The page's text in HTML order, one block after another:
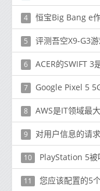
4 恒宝Big Bang e作
5 评测吾空X9-G3
6 ACER的SWIFT 3
7 Google Pixel 5
8 AWS是IT领域最
9 对用户信息的请
10 PlayStation 5被吹捧为“ 20
11 您应该配置的5